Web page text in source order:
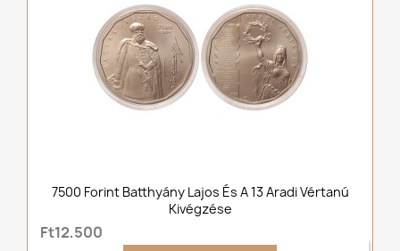
7500 Forint Batthyány Lajos És A 13 Aradi Vértanú
Kivégzése
Ft12,500